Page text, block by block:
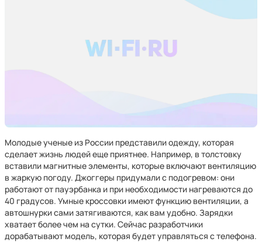
Молодые ученые из России представили одежду, которая
сделает жизнь людей еще приятнее. Например, в толстовку
вставили магнитные элементы, которые включают вентиляцию
в жаркую погоду. Джоггеры придумали с подогревом: они
работают от пауэрбанка и при необходимости нагреваются до
40 градусов. Умные кроссовки имеют функцию вентиляции, а
автошнурки сами затягиваются, как вам удобно. Зарядки
хватает более чем на сутки. Сейчас разработчики
дорабатывают модель, которая будет управляться с телефона.